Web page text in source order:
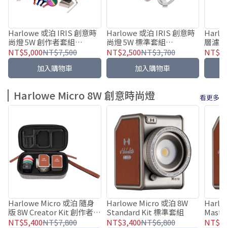
Harlowe 或泊 IRIS 創意時
尚燈 5W 創作者套組
Creator Kit - 便攜補光燈｜
新世代網美神器
NT$5,000NT$7,500
加入購物車
Harlowe 或泊 IRIS 創意時
尚燈 5W 標準套組
Standard Kit - 便攜補光燈
｜新世代網美神器
NT$2,500NT$3,700
加入購物車
層濾
Harlowe Micro 8W 創意時尚燈 看更多
Harlowe Micro 或泊 隨身
版 8W Creator Kit 創作者套
組
NT$5,400NT$7,800
Harlowe Micro 或泊 8W
Standard Kit 標準套組
NT$3,400NT$6,800